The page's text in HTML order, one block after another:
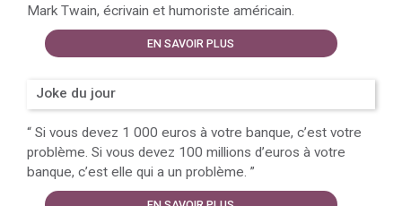
Mark Twain, écrivain et humoriste américain.
EN SAVOIR PLUS
Joke du jour
“ Si vous devez 1 000 euros à votre banque, c’est votre
problème. Si vous devez 100 millions d’euros à votre
banque, c’est elle qui a un problème. ”